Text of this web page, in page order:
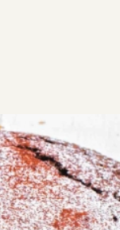
Μήπως
ή απλά